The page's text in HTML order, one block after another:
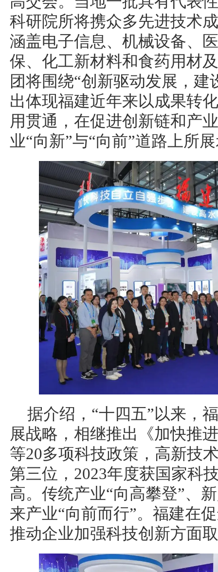
科研院所将携众多先进技术
涵盖电子信息、机械设备、
保、化工新材料和食药用材
团将围绕“创新驱动发展，建
出体现福建近年来以成果转
用贯通，在促进创新链和产
业“向新”与“向前”道路上所
据介绍，“十四五”以来，
展战略，相继推出《加快推
等20多项科技政策，高新技
第三位，2023年度获国家科
高。传统产业“向高攀登”、
来产业“向前而行”。福建在
推动企业加强科技创新方面